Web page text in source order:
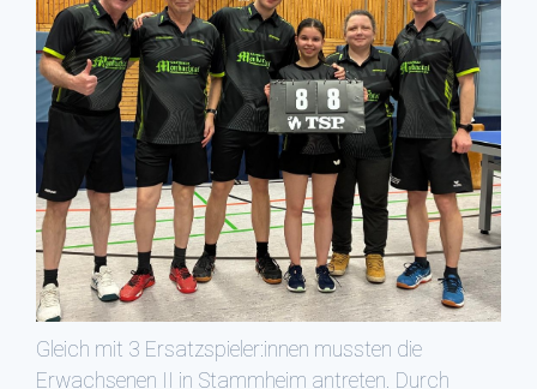
Gleich mit 3 Ersatzspieler:innen mussten die
Erwachsenen II in Stammheim antreten. Durch